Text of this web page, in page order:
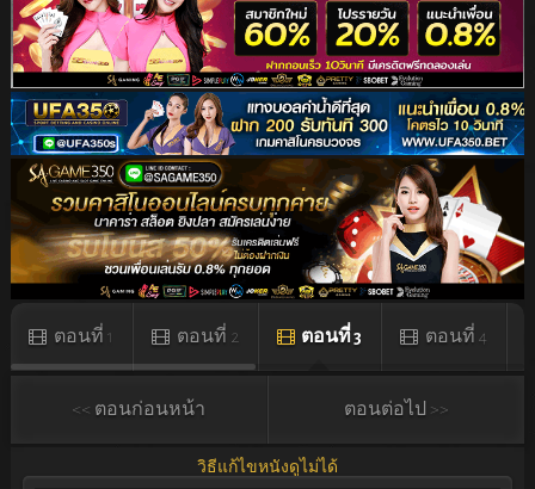
ตอนที่ 1 ตอนที่ 2 ตอนที่ 3 ตอนที่ 4
<< ตอนก่อนหน้า ตอนต่อไป >>
วิธีแก้ไขหนังดูไม่ได้